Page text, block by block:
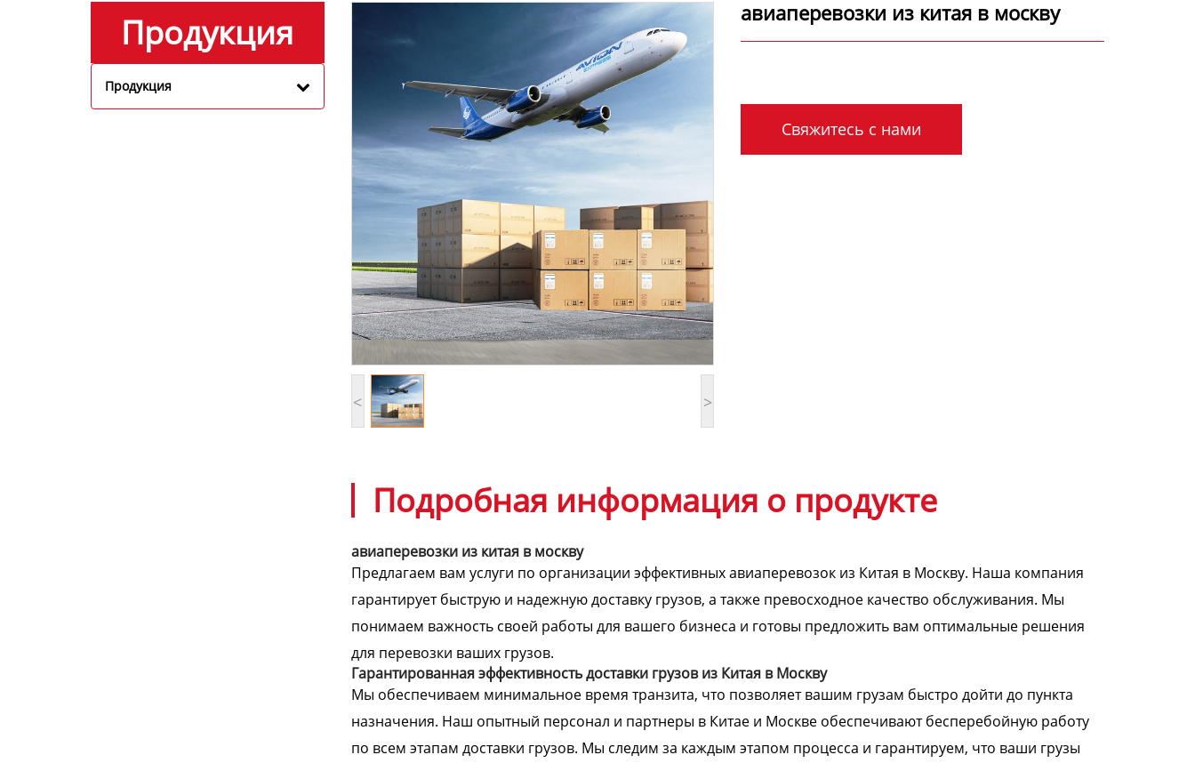
Продукция
Продукция
< >
авиаперевозки из китая в москву
Свяжитесь с нами
Подробная информация о продукте
авиаперевозки из китая в москву
Предлагаем вам услуги по организации эффективных авиаперевозок из Китая в Москву. Наша компания
гарантирует быструю и надежную доставку грузов, а также превосходное качество обслуживания. Мы
понимаем важность своей работы для вашего бизнеса и готовы предложить вам оптимальные решения
для перевозки ваших грузов.
Гарантированная эффективность доставки грузов из Китая в Москву
Мы обеспечиваем минимальное время транзита, что позволяет вашим грузам быстро дойти до пункта
назначения. Наш опытный персонал и партнеры в Китае и Москве обеспечивают бесперебойную работу
по всем этапам доставки грузов. Мы следим за каждым этапом процесса и гарантируем, что ваши грузы